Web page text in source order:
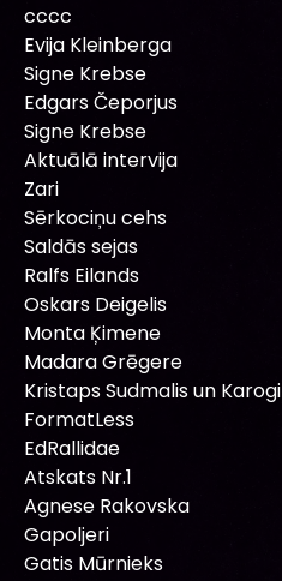
cccc
Evija Kleinberga
Signe Krebse
Edgars Čeporjus
Signe Krebse
Aktuālā intervija
Zari
Sērkociņu cehs
Saldās sejas
Ralfs Eilands
Oskars Deigelis
Monta Ķimene
Madara Grēgere
Kristaps Sudmalis un Karogi
FormatLess
EdRallidae
Atskats Nr.1
Agnese Rakovska
Gapoljeri
Gatis Mūrnieks